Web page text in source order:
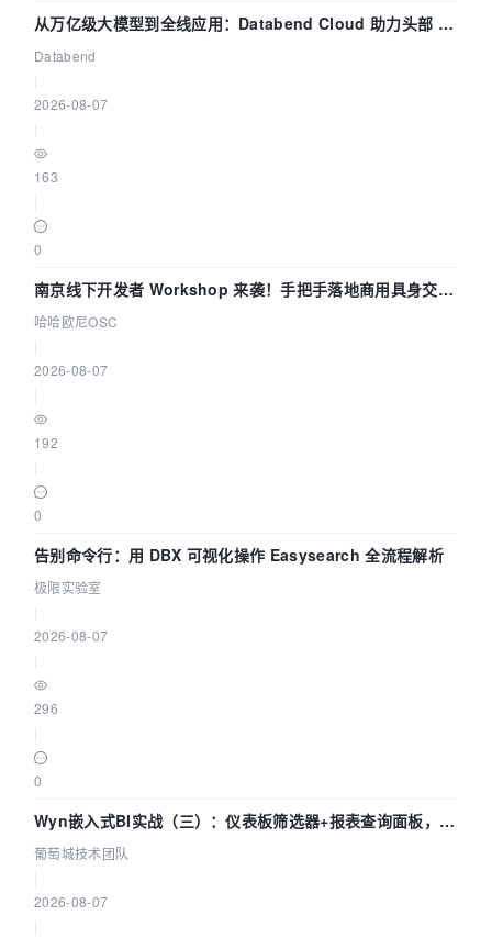
从万亿级大模型到全线应用：Databend Cloud 助力头部 AI
企业构建全链路 Trace 数据管道
Databend
2026-08-07
163
0
南京线下开发者 Workshop 来袭！手把手落地商用具身交互
智能 Agent 应用
哈哈欧尼OSC
2026-08-07
192
0
告别命令行：用 DBX 可视化操作 Easysearch 全流程解析
极限实验室
2026-08-07
296
0
Wyn嵌入式BI实战（三）：仪表板筛选器+报表查询面板，参
数联动全闭环
葡萄城技术团队
2026-08-07